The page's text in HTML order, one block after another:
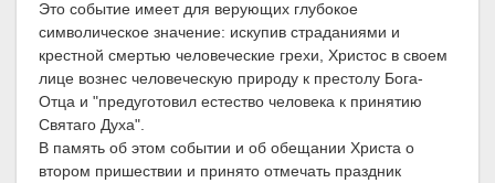
Это событие имеет для верующих глубокое
символическое значение: искупив страданиями и
крестной смертью человеческие грехи, Христос в своем
лице вознес человеческую природу к престолу Бога-
Отца и "предуготовил естество человека к принятию
Святаго Духа".
В память об этом событии и об обещании Христа о
втором пришествии и принято отмечать праздник